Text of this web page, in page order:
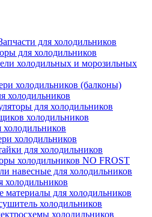
для холодильников
для холодильников
холодильных и морозильных
холодильников (балконы)
холодильников
для холодильников
холодильников
холодильников
холодильников
для холодильников
холодильников NO FROST
навесные для холодильников
холодильников
материалы для холодильников
холодильников
холодильников